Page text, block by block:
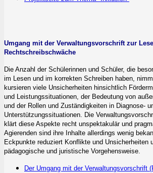
Umgang mit der Verwaltungsvorschrift zur
Rechtschreibschwäche
Die Anzahl der Schülerinnen und Schüler, die
im Lesen und im korrekten Schreiben haben,
kursieren viele Unsicherheiten hinsichtlich
und Leistungssituationen, der Bedeutung von
und der Rollen und Zuständigkeiten in Diagnose-
Unterstützungssituationen. Die
klärt diese Aspekte recht unspektakulär und
Agierenden sind ihre Inhalte allerdings wenig
Eckpunkte reduziert Konflikte und Unsicherheiten
pädagogische und juristische Vorgehensweise.
Der Umgang mit der Verwaltungsvorschrift